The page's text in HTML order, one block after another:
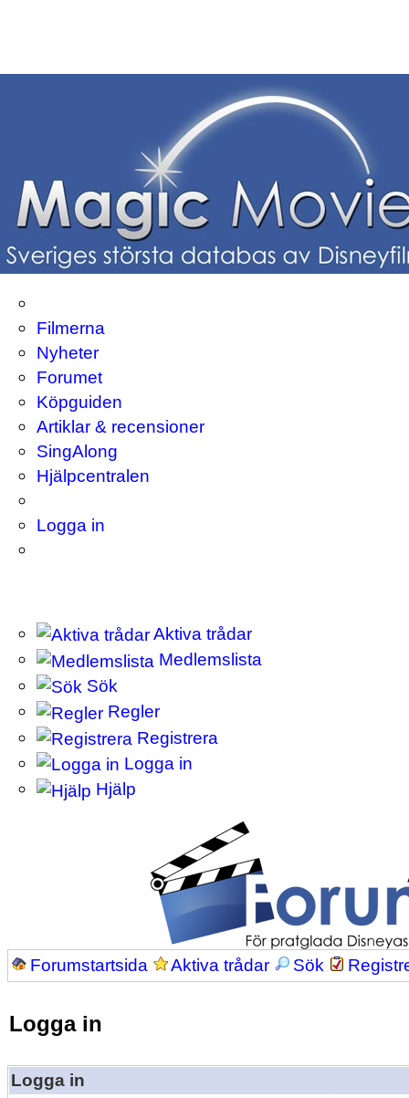
Filmerna
Nyheter
Forumet
Köpguiden
Artiklar & recensioner
SingAlong
Hjälpcentralen
Logga in
Aktiva trådar
Medlemslista
Sök
Regler
Registrera
Logga in
Hjälp
Forumstartsida Aktiva trådar Sök
Logga in
Logga in